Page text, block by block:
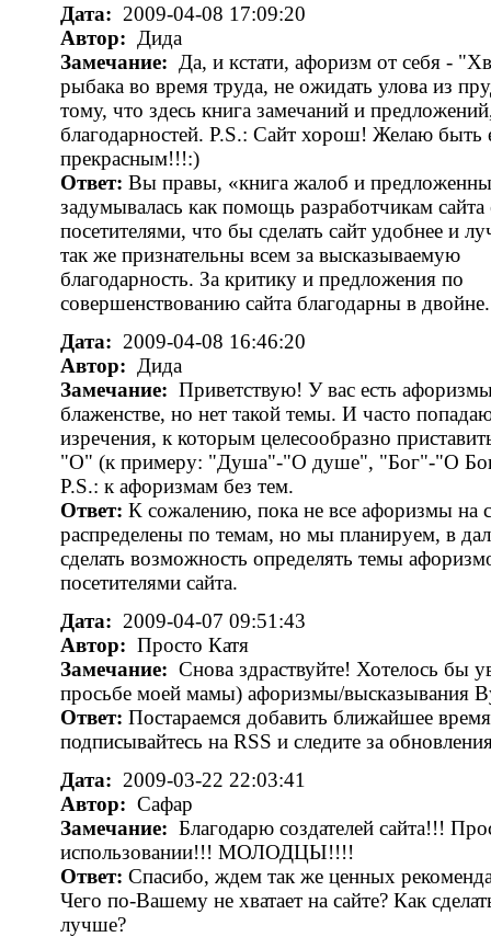
Дата: 2009-04-08 17:09:20
Автор:
Дида
Замечание:
Да, и кстати, афоризм от себя -
рыбака во время труда, не ожидать улова из
тому, что здесь книга замечаний и
благодарностей. P.S.: Сайт хорош! Желаю быть
прекрасным!!!:)
Ответ: Вы правы, «книга жалоб и
задумывалась как помощь разработчикам сайта
посетителями, что бы сделать сайт удобнее и
так же признательны всем за высказываемую
благодарность. За критику и предложения по
совершенствованию сайта благодарны в двойне.
Дата: 2009-04-08 16:46:20
Автор:
Дида
Замечание: Приветствую! У вас есть
блаженстве, но нет такой темы. И часто
изречения, к которым целесообразно
"О" (к примеру: "Душа"-"О душе", "Бог"-"О
P.S.: к афоризмам без тем.
Ответ: К сожалению, пока не все афоризмы на
распределены по темам, но мы планируем, в
сделать возможность определять темы
посетителями сайта.
Дата: 2009-04-07 09:51:43
Автор: Просто Катя
Замечание: Снова здраствуйте! Хотелось бы
просьбе моей мамы) афоризмы/высказывания
Ответ: Постараемся добавить ближайшее
подписывайтесь на RSS и следите за
Дата: 2009-03-22 22:03:41
Автор: Сафар
Замечание: Благодарю создателей сайта!!!
использовании!!! МОЛОДЦЫ!!!!
Ответ: Спасибо, ждем так же ценных
Чего по-Вашему не хватает на сайте? Как
лучше?